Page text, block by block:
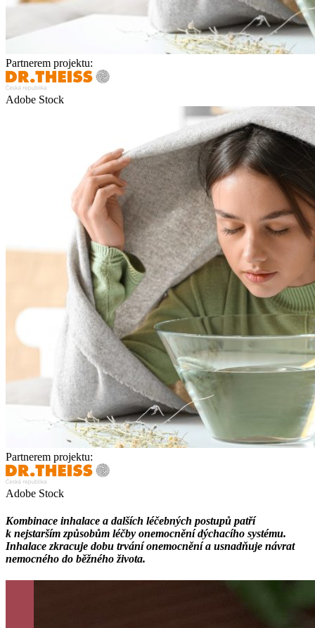
Partnerem projektu:
Adobe Stock
Partnerem projektu:
Adobe Stock
Kombinace inhalace a dalších léčebných postupů patří
k nejstarším způsobům léčby onemocnění dýchacího systému.
Inhalace zkracuje dobu trvání onemocnění a usnadňuje návrat
nemocného do běžného života.